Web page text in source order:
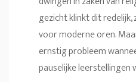
gezicht klinkt dit
voor moderne oren.
ernstig probleem
pauselijke